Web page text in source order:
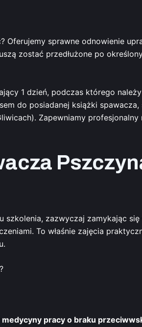
sprawne odnowienie
zostać przedłużone po
1 dzień, podczas którego
do posiadanej książki
Zapewniamy
zazwyczaj zamykając
To właśnie zajęcia
pracy o braku